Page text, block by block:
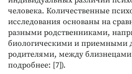
человека. Количественные
исследования основаны на
разными родственниками,
биологическими и приемными
родителями, между
подробнее: [7]).